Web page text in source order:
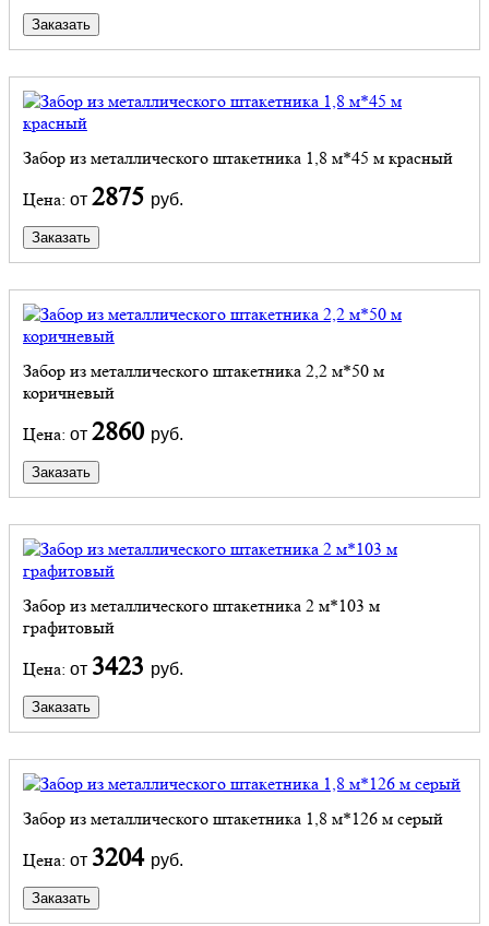
Заказать
Забор из металлического штакетника 1,8 м*45 м красный
Цена: от 2875 руб.
Заказать
Забор из металлического штакетника 2,2 м*50 м
коричневый
Цена: от 2860 руб.
Заказать
Забор из металлического штакетника 2 м*103 м
графитовый
Цена: от 3423 руб.
Заказать
Забор из металлического штакетника 1,8 м*126 м серый
Цена: от 3204 руб.
Заказать